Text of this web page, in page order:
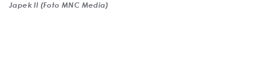
Japek II (Foto MNC Media)